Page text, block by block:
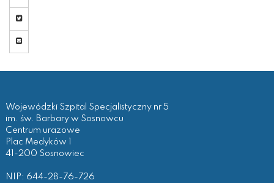
UDOSTEPNIJ NA TWITTERZE
WYŚLIJ LINK MAILEM
Wojewódzki Szpital Specjalistyczny nr 5
im. św. Barbary w Sosnowcu
Centrum urazowe
Plac Medyków 1
41-200 Sosnowiec
NIP: 644-28-76-726